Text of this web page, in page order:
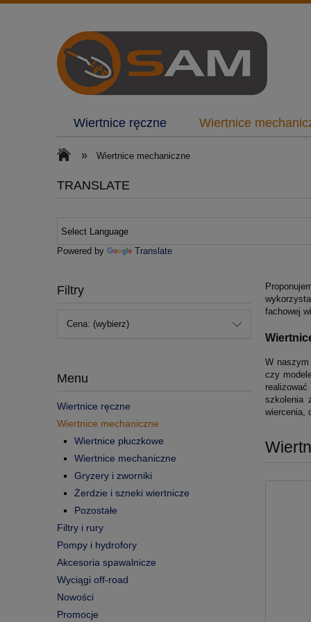
Wiertnice ręczne Wiertnice
» Wiertnice mechaniczne
TRANSLATE
Powered by Translate
Filtry
Cena: (wybierz)
Menu
Wiertnice ręczne
Wiertnice mechaniczne
Wiertnice płuczkowe
Wiertnice mechaniczne
Gryzery i zworniki
Żerdzie i szneki wiertnicze
Pozostałe
Filtry i rury
Pompy i hydrofory
Akcesoria spawalnicze
Wyciągi off-road
Nowości
Promocje
fachowej
W
czy
szkolenia
wiercenia,